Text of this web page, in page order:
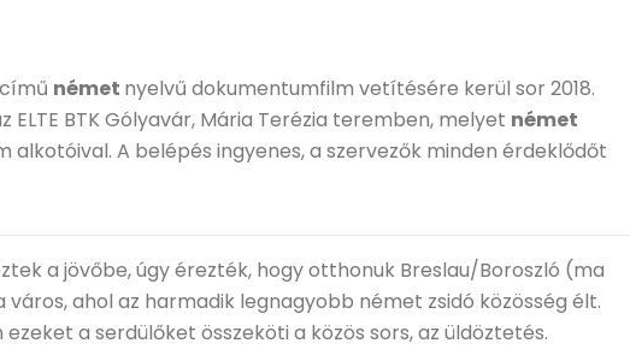
német nyelvű dokumentumfilm vetítésére kerül sor 2018.
BTK Gólyavár, Mária Terézia teremben, melyet német
alkotóival. A belépés ingyenes, a szervezők minden érdeklődőt
a jövőbe, úgy érezték, hogy otthonuk Breslau/Boroszló (ma
ahol az harmadik legnagyobb német zsidó közösség élt.
a serdülőket összeköti a közös sors, az üldöztetés.